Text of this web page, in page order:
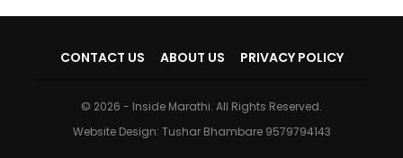
CONTACT US ABOUT US PRIVACY POLICY
© 2026 - Inside Marathi. All Rights Reserved.
Website Design: Tushar Bhambare 9579794143